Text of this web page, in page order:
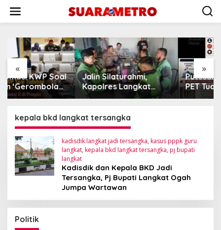
konten
« »
Jalin Silaturahmi,
Kapolres Langkat
Ngopi Bareng
Stabat
Putusan Banding Kasus
PET Tuai Polemik, JAGA
MARWAH Minta MA
Group
kepala bkd langkat tersangka
kadisdik langkat jadi tersangka, kasus pppk guru
langkat, kepala bkd langkat tersangka, pj bupati
langkat
Kadisdik dan Kepala BKD Jadi
Tersangka, Pj Bupati Langkat Ogah
Jumpa Wartawan
Politik